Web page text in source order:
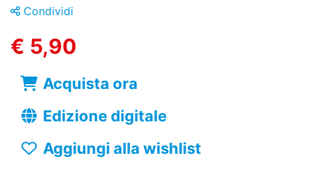
Condividi
€ 5,90
Acquista ora
Edizione digitale
Aggiungi alla wishlist